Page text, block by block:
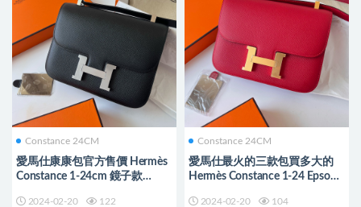
Constance 24CM
愛馬仕康康包官方售價 Hermès
Constance 1-24cm 鏡子款
2024-02-20 122
Constance 24CM
愛馬仕最火的三款包買多大的
Hermès Constance 1-24 Epsom
2024-02-20 104